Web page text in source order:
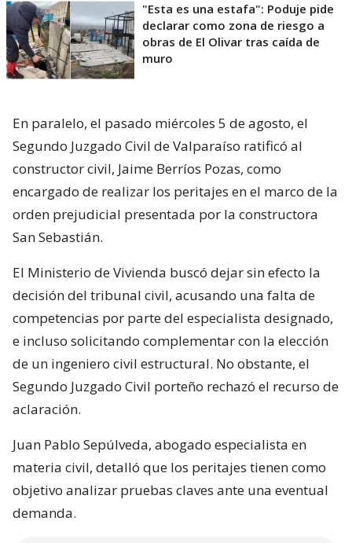
"Esta es una estafa": Poduje pide
declarar como zona de riesgo a
obras de El Olivar tras caída de
muro
En paralelo, el pasado miércoles 5 de agosto, el
Segundo Juzgado Civil de Valparaíso ratificó al
constructor civil, Jaime Berríos Pozas, como
encargado de realizar los peritajes en el marco de la
orden prejudicial presentada por la constructora
San Sebastián.
El Ministerio de Vivienda buscó dejar sin efecto la
decisión del tribunal civil, acusando una falta de
competencias por parte del especialista designado,
e incluso solicitando complementar con la elección
de un ingeniero civil estructural. No obstante, el
Segundo Juzgado Civil porteño rechazó el recurso de
aclaración.
Juan Pablo Sepúlveda, abogado especialista en
materia civil, detalló que los peritajes tienen como
objetivo analizar pruebas claves ante una eventual
demanda.